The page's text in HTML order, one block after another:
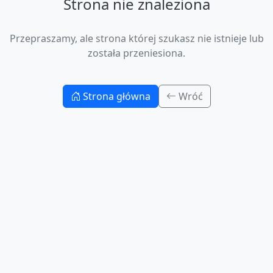
Przepraszamy, ale strona której szukasz nie istnieje lub
została przeniesiona.
Strona główna Wróć